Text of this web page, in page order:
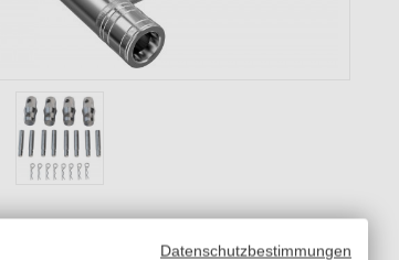
Datenschutzbestimmungen